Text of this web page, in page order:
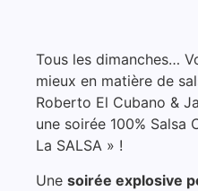
Tous les dimanches…
mieux en matière de
Roberto El Cubano &
une soirée 100% Salsa
La SALSA » !
Une soirée explosive